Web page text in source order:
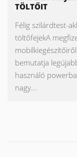
TÖLTŐIT
Félig szilárdtest-
töltőfejekA
bemutatja
használó
nagy...